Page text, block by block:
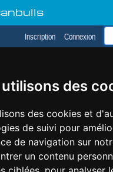
des
des cookies et
de suivi pour
de navigation sur
un contenu
Inscription Connexion